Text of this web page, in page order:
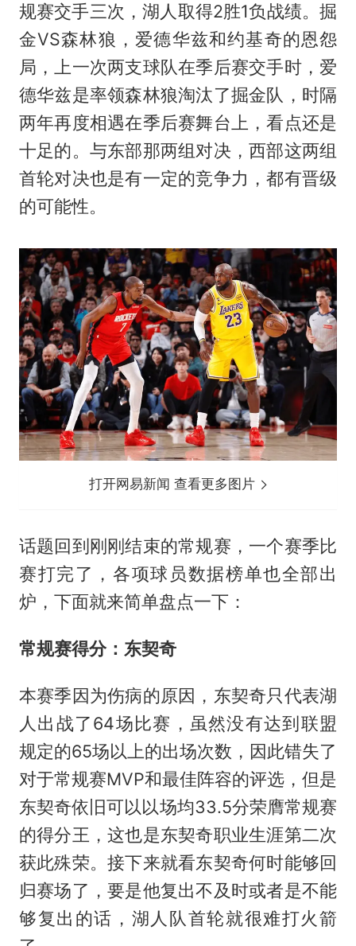
规赛交手三次，湖人取得2胜1负战绩。掘
金VS森林狼，爱德华兹和约基奇的恩怨
局，上一次两支球队在季后赛交手时，爱
德华兹是率领森林狼淘汰了掘金队，时隔
两年再度相遇在季后赛舞台上，看点还是
十足的。与东部那两组对决，西部这两组
首轮对决也是有一定的竞争力，都有晋级
的可能性。
打开网易新闻 查看更多图片
话题回到刚刚结束的常规赛，一个赛季比
赛打完了，各项球员数据榜单也全部出
炉，下面就来简单盘点一下：
常规赛得分：东契奇
本赛季因为伤病的原因，东契奇只代表湖
人出战了64场比赛，虽然没有达到联盟
规定的65场以上的出场次数，因此错失了
对于常规赛MVP和最佳阵容的评选，但是
东契奇依旧可以以场均33.5分荣膺常规赛
的得分王，这也是东契奇职业生涯第二次
获此殊荣。接下来就看东契奇何时能够回
归赛场了，要是他复出不及时或者是不能
够复出的话，湖人队首轮就很难打火箭